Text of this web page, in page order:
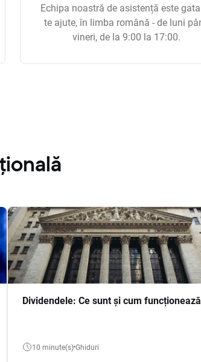
Echipa noastră de asistență este
te ajute, în limba română - de luni
vineri, de la 9:00 la 17:00.
Dividendele: Ce sunt și cum funcționează
10 minute(s) Ghiduri